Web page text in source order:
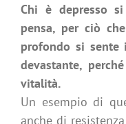
Chi è depresso
pensa, per ciò
profondo si sente
devastante,
vitalità.
Un esempio di
anche di